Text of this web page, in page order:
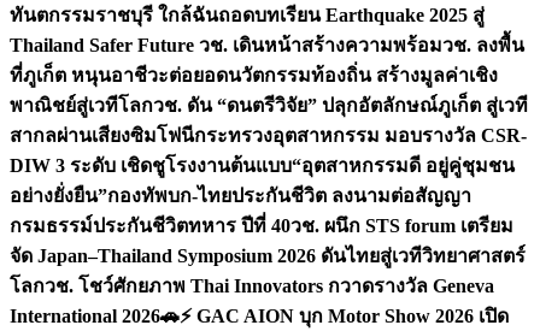
ทันตกรรมราชบุรี ใกล้ฉันถอดบทเรียน Earthquake 2025 สู่
Thailand Safer Future วช. เดินหน้าสร้างความพร้อมวช. ลงพื้น
ที่ภูเก็ต หนุนอาชีวะต่อยอดนวัตกรรมท้องถิ่น สร้างมูลค่าเชิง
พาณิชย์สู่เวทีโลกวช. ดัน “ดนตรีวิจัย” ปลุกอัตลักษณ์ภูเก็ต สู่เวที
สากลผ่านเสียงซิมโฟนีกระทรวงอุตสาหกรรม มอบรางวัล CSR-
DIW 3 ระดับ เชิดชูโรงงานต้นแบบ“อุตสาหกรรมดี อยู่คู่ชุมชน
อย่างยั่งยืน”กองทัพบก-ไทยประกันชีวิต ลงนามต่อสัญญา
กรมธรรม์ประกันชีวิตทหาร ปีที่ 40วช. ผนึก STS forum เตรียม
จัด Japan–Thailand Symposium 2026 ดันไทยสู่เวทีวิทยาศาสตร์
โลกวช. โชว์ศักยภาพ Thai Innovators กวาดรางวัล Geneva
International 2026🚗⚡️ GAC AION บุก Motor Show 2026 เปิด